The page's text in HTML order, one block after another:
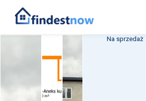
Na sprzedaż